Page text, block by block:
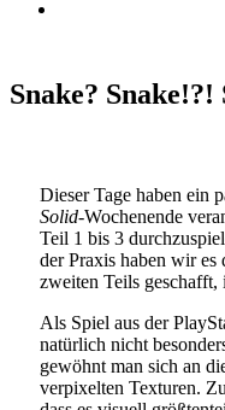
Snake?
Dieser Tage haben ein
Solid-Wochenende
Teil 1 bis 3
der Praxis haben wir es
zweiten Teils geschafft,
Als Spiel aus der
natürlich nicht
gewöhnt man sich an
verpixelten Texturen.